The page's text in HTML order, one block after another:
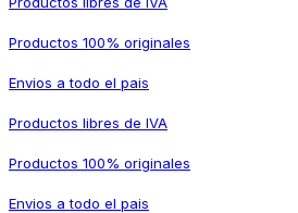
Productos 100% originales
Envios a todo el pais
Productos libres de IVA
Productos 100% originales
Envios a todo el pais